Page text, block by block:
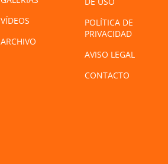
VÍDEOS
ARCHIVO
POLÍTICA DE
PRIVACIDAD
AVISO LEGAL
CONTACTO